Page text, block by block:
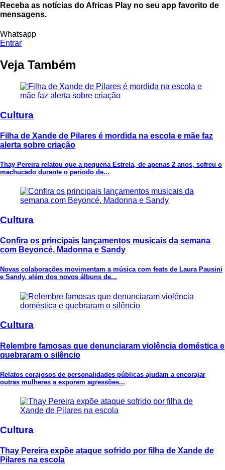
Receba as notícias do Africas Play no seu app favorito de
mensagens.
Whatsapp
Entrar
Veja Também
Cultura
Filha de Xande de Pilares é mordida na escola e mãe faz
alerta sobre criação
Thay Pereira relatou que a pequena Estrela, de apenas 2 anos, sofreu o
machucado durante o período de...
Cultura
Confira os principais lançamentos musicais da semana
com Beyoncé, Madonna e Sandy
Novas colaborações movimentam a música com feats de Laura Pausini
e Sandy, além dos novos álbuns de...
Cultura
Relembre famosas que denunciaram violência doméstica e
quebraram o silêncio
Relatos corajosos de personalidades públicas ajudam a encorajar
outras mulheres a exporem agressões...
Cultura
Thay Pereira expõe ataque sofrido por filha de Xande de
Pilares na escola